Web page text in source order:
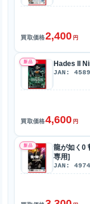
買取価格2,400 円
新品 Hades II
JAN:
買取価格4,600 円
新品
龍が如く0
専用]
JAN: